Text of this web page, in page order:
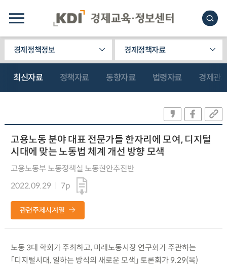
경제정책정보 경제정책자료
최신자료 정책자료 동향자료 법령자료 경제관
고용노동 분야 대표 전문가들 한자리에 모여, 디지털
시대에 맞는 노동법 체계 개선 방향 모색
고용노동부 노동정책실 노동현안추진반
2022.09.29
7p
관련주제시계열
노동 3대 학회가 주최하고, 미래노동시장 연구회가 주관하는
「디지털시대, 일하는 방식의 새로운 모색」 토론회가 9.29(목)